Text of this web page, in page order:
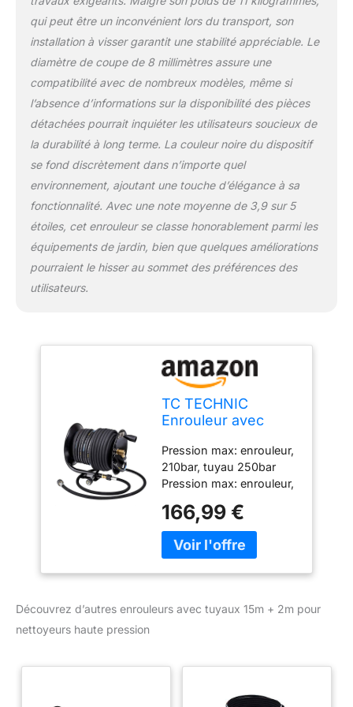
qui peut être un inconvénient lors du transport, son
installation à visser garantit une stabilité appréciable. Le
diamètre de coupe de 8 millimètres assure une
compatibilité avec de nombreux modèles, même si
l’absence d’informations sur la disponibilité des pièces
détachées pourrait inquiéter les utilisateurs soucieux de
la durabilité à long terme. La couleur noire du dispositif
se fond discrètement dans n’importe quel
environnement, ajoutant une touche d’élégance à sa
fonctionnalité. Avec une note moyenne de 3,9 sur 5
étoiles, cet enrouleur se classe honorablement parmi les
équipements de jardin, bien que quelques améliorations
pourraient le hisser au sommet des préférences des
utilisateurs.
TC TECHNIC
Enrouleur avec
pour Nettoyeur
Haute Pression
Karcher et autre
Pression max: enrouleur,
210bar, tuyau 250bar
Pression max: enrouleur,
Pression max: enrouleur,
210bar, tuyau 250bar
Entrées: filetage M22 x
22mm Le corps en métal
comprend un tuyau de
L'entrée standard
166,99 €
Découvrez d’autres enrouleurs avec tuyaux 15m + 2m pour
nettoyeurs haute pression